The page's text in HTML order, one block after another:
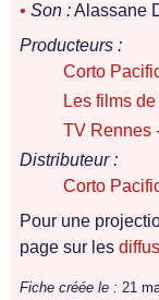
• Son :Alassane
Producteurs :
Corto
Les films de
TV Rennes
Distributeur :
Corto
Pour une
page sur les
Fiche créée le : 21